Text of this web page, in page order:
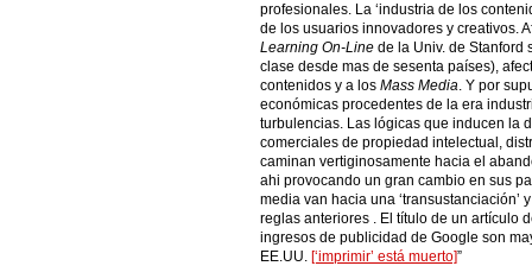
profesionales. La ‘industria de los
de los usuarios innovadores y creativos.
Learning On-Line de la Univ. de Stanford
clase desde mas de sesenta países),
contenidos y a los Mass Media. Y por
económicas procedentes de la era
turbulencias. Las lógicas que inducen la
comerciales de propiedad intelectual,
caminan vertiginosamente hacia el
ahi provocando un gran cambio en sus
media van hacia una
reglas anteriores . El título de un artículo
ingresos de publicidad de Google son
EE.UU. [‘imprimir’ está muerto]”